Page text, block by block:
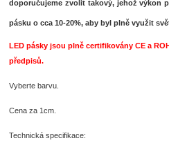
doporučujeme zvolit takový, jehož výkon
pásku o cca 10-20%, aby byl plně využit
LED pásky jsou plně certifikovány CE a
předpisů.
Vyberte barvu.
Cena za 1cm.
Technická specifikace: